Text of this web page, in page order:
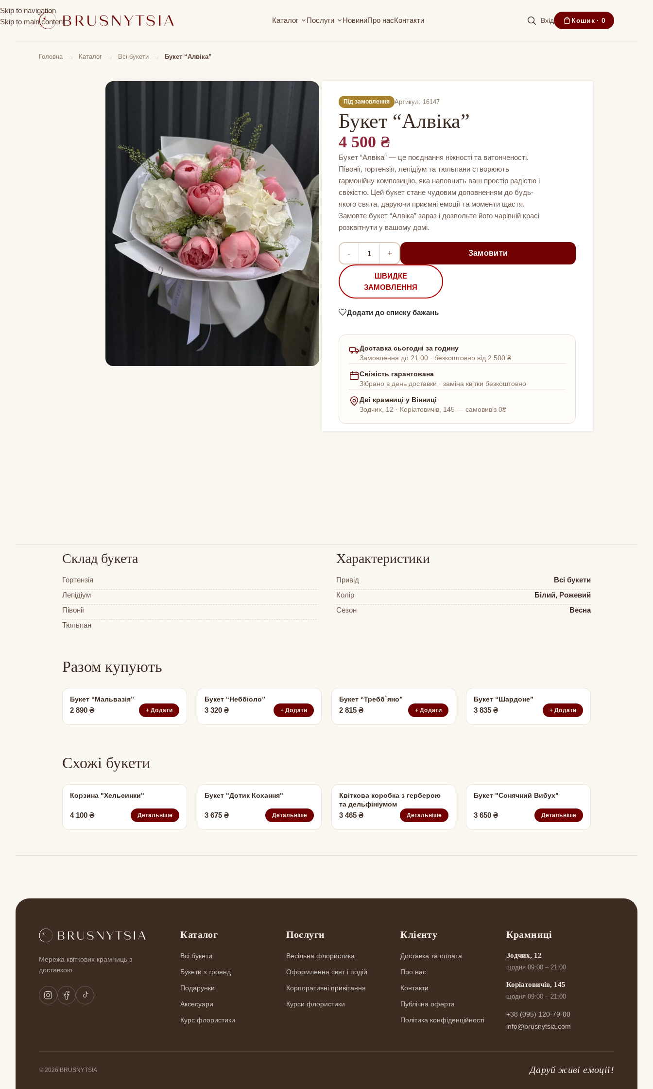
Skip to navigation
Skip to main content
Каталог Послуги НовиниПро насКонтакти Вхід Кошик · 0
Головна → Каталог → Всі букети → Букет “Алвіка”
Під замовлення Артикул: 16147
Букет “Алвіка”
4 500 ₴
Букет “Алвіка” — це поєднання ніжності та витонченості.
Півонії, гортензія, лепідіум та тюльпани створюють
гармонійну композицію, яка наповнить ваш простір радістю і
свіжістю. Цей букет стане чудовим доповненням до будь-
якого свята, даруючи приємні емоції та моменти щастя.
Замовте букет “Алвіка” зараз і дозвольте його чарівній красі
розквітнути у вашому домі.
- + Замовити
ШВИДКЕ
ЗАМОВЛЕННЯ
Додати до списку бажань
Доставка сьогодні за годину
Замовлення до 21:00 · безкоштовно від 2 500 ₴
Свіжість гарантована
Зібрано в день доставки · заміна квітки безкоштовно
Дві крамниці у Вінниці
Зодчих, 12 · Коріатовичів, 145 — самовивіз 0₴
Склад букета
Гортензія
Лепідіум
Півонії
Тюльпан
Характеристики
Привід
Всі букети
Колір
Білий, Рожевий
Сезон
Весна
Разом купують
Букет “Мальвазія”
2 890 ₴ + Додати
Букет “Неббіоло”
3 320 ₴ + Додати
Букет “Требб`яно”
2 815 ₴ + Додати
Букет “Шардоне”
3 835 ₴ + Додати
Схожі букети
Корзина "Хельсинки"
4 100 ₴ Детальніше
Букет "Дотик Кохання"
3 675 ₴ Детальніше
Квіткова коробка з герберою
та дельфініумом
3 465 ₴ Детальніше
Букет "Сонячний Вибух"
3 650 ₴ Детальніше
Мережа квіткових крамниць з
доставкою
Каталог
Всі букети
Букети з троянд
Подарунки
Аксесуари
Курс флористики
Послуги
Весільна флористика
Оформлення свят і подій
Корпоративні привітання
Курси флористики
Клієнту
Доставка та оплата
Про нас
Контакти
Публічна оферта
Політика конфіденційності
Крамниці
Зодчих, 12
щодня 09:00 – 21:00
Коріатовичів, 145
щодня 09:00 – 21:00
+38 (095) 120-79-00
info@brusnytsia.com
© 2026 BRUSNYTSIA Даруй живі емоції!